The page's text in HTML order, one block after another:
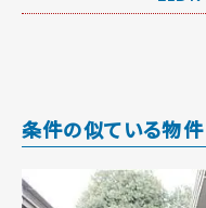
条件の似ている物件